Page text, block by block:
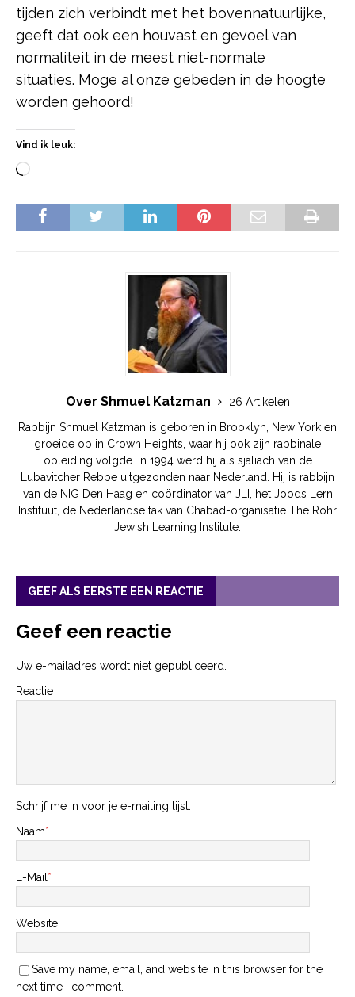
tijden zich verbindt met het bovennatuurlijke,
geeft dat ook een houvast en gevoel van
normaliteit in de meest niet-normale
situaties. Moge al onze gebeden in de hoogte
worden gehoord!
Vind ik leuk:
Over Shmuel Katzman
26 Artikelen
Rabbijn Shmuel Katzman is geboren in Brooklyn, New York en
groeide op in Crown Heights, waar hij ook zijn rabbinale
opleiding volgde. In 1994 werd hij als sjaliach van de
Lubavitcher Rebbe uitgezonden naar Nederland. Hij is rabbijn
van de NIG Den Haag en coördinator van JLI, het Joods Lern
Instituut, de Nederlandse tak van Chabad-organisatie The Rohr
Jewish Learning Institute.
GEEF ALS EERSTE EEN REACTIE
Geef een reactie
Uw e-mailadres wordt niet gepubliceerd.
Reactie
Schrijf me in voor je e-mailing lijst.
Naam*
E-Mail*
Website
Save my name, email, and website in this browser for the
next time I comment.